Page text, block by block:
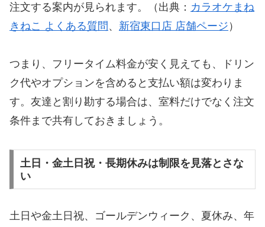
注文する案内が見られます。（出典： カラオケまね
きねこ よくある質問 、 新宿東口店 店舗ページ ）
つまり、フリータイム料金が安く見えても、ドリン
ク代やオプションを含めると支払い額は変わりま
す。友達と割り勘する場合は、室料だけでなく注文
条件まで共有しておきましょう。
土日・金土日祝・長期休みは制限を見落とさな
い
土日や金土日祝、ゴールデンウィーク、夏休み、年